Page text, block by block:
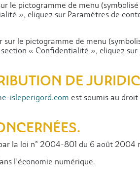
le pictogramme de menu
», cliquez sur Paramètres de
le pictogramme de menu
« Confidentialité », cliquez
DE
isleperigord.com est soumis au
la loi n° 2004-801 du 6 août
l’économie numérique.